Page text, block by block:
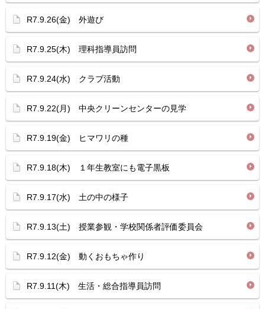
R7.9.26(金) 外遊び
R7.9.25(木) 理科指導員訪問
R7.9.24(水) クラブ活動
R7.9.22(月) 中央クリーンセンターの見学
R7.9.19(金) ヒマワリの種
R7.9.18(木) １年生教室にも電子黒板
R7.9.17(水) 土の中の様子
R7.9.13(土) 授業参観・学校関係者評価委員会
R7.9.12(金) 動くおもちゃ作り
R7.9.11(木) 生活・総合指導員訪問